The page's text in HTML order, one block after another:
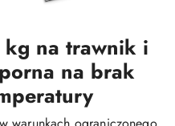
kg na trawnik i
na brak